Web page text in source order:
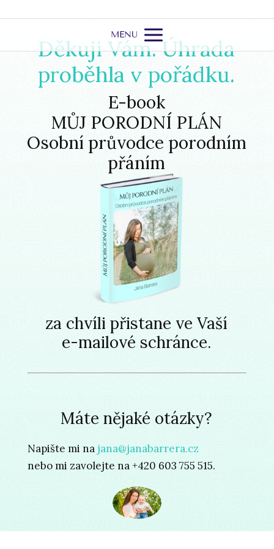
MENU
Děkuji Vám. Úhrada
proběhla v pořádku.
E-book
MŮJ PORODNÍ PLÁN
Osobní průvodce porodním
přáním
za chvíli přistane ve Vaší
e-mailové schránce.
Máte nějaké otázky?
Napište mi na jana@janabarrera.cz
nebo mi zavolejte na +420 603 755 515.